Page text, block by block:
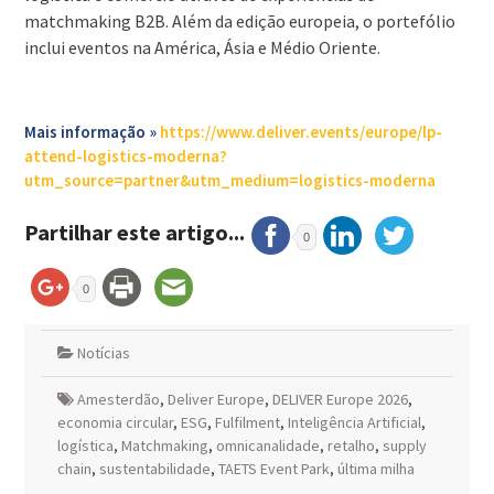
matchmaking B2B. Além da edição europeia, o portefólio
inclui eventos na América, Ásia e Médio Oriente.
Mais informação » https://www.deliver.events/europe/lp-
attend-logistics-moderna?
utm_source=partner&utm_medium=logistics-moderna
Partilhar este artigo... 0
0
Notícias
Amesterdão, Deliver Europe, DELIVER Europe 2026,
economia circular, ESG, Fulfilment, Inteligência Artificial,
logística, Matchmaking, omnicanalidade, retalho, supply
chain, sustentabilidade, TAETS Event Park, última milha